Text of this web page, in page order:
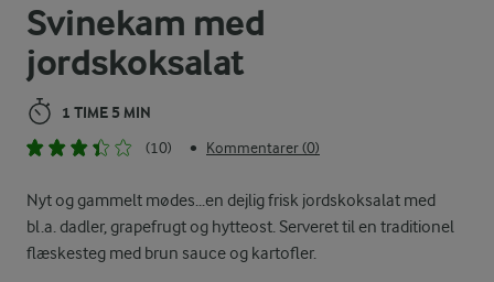
Svinekam med
jordskoksalat
1 TIME 5 MIN
(10) • Kommentarer (0)
Nyt og gammelt mødes...en dejlig frisk jordskoksalat med
bl.a. dadler, grapefrugt og hytteost. Serveret til en traditionel
flæskesteg med brun sauce og kartofler.